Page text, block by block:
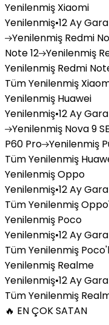
Yenilenmiş Xiaomi
Yenilenmiş•12 Ay
Yenilenmiş Redmi
Note 12 Yenilenmiş
Yenilenmiş Redmi
Tüm Yenilenmiş
Yenilenmiş Huawei
Yenilenmiş•12 Ay
Yenilenmiş Nova 9 SE
P60 Pro Yenilenmiş
Tüm Yenilenmiş
Yenilenmiş Oppo
Yenilenmiş•12 Ay
Tüm Yenilenmiş
Yenilenmiş Poco
Yenilenmiş•12 Ay
Tüm Yenilenmiş
Yenilenmiş Realme
Yenilenmiş•12 Ay
Tüm Yenilenmiş
🔥 EN ÇOK SATAN